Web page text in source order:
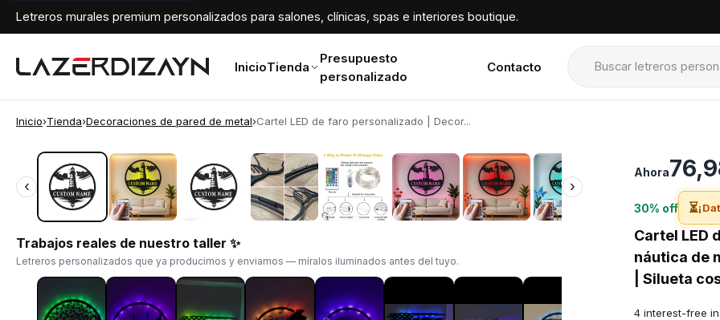
Letreros murales premium personalizados para salones, clínicas, spas e interiores boutique.
InicioTienda
Presupuesto
personalizado
Contacto
Inicio›Tienda›Decoraciones de pared de metal›Cartel LED de faro personalizado | Decor...
‹ ›
‹ ›
Trabajos reales de nuestro taller ✨
Letreros personalizados que ya producimos y enviamos — míralos iluminados antes del tuyo.
Ahora
30% off ⏳
Cartel LED
náutica de
| Silueta
4 interest-free